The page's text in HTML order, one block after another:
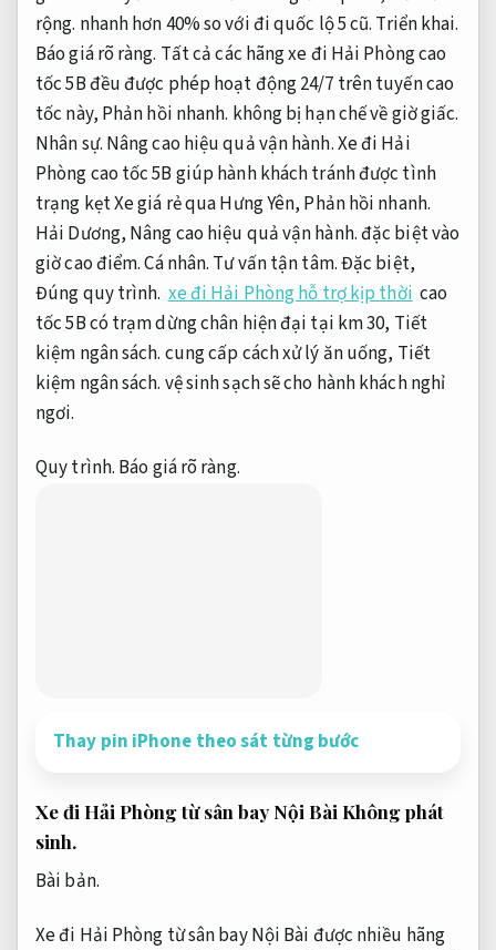
rộng. nhanh hơn 40% so với đi quốc lộ 5 cũ. Triển khai.
Báo giá rõ ràng. Tất cả các hãng xe đi Hải Phòng cao
tốc 5B đều được phép hoạt động 24/7 trên tuyến cao
tốc này, Phản hồi nhanh. không bị hạn chế về giờ giấc.
Nhân sự. Nâng cao hiệu quả vận hành.Xe đi Hải
Phòng cao tốc 5B giúp hành khách tránh được tình
trạng kẹt Xe giá rẻ qua Hưng Yên, Phản hồi nhanh.
Hải Dương, Nâng cao hiệu quả vận hành.đặc biệt vào
giờ cao điểm.Cá nhân. Tư vấn tận tâm.Đặc biệt,
Đúng quy trình. xe đi Hải Phòng hỗ trợ kịp thời cao
tốc 5B có trạm dừng chân hiện đại tại km 30, Tiết
kiệm ngân sách. cung cấp cách xử lý ăn uống, Tiết
kiệm ngân sách. vệ sinh sạch sẽ cho hành khách nghỉ
ngơi.
Quy trình. Báo giá rõ ràng.
Thay pin iPhone theo sát từng bước
Xe đi Hải Phòng từ sân bay Nội Bài Không phát
sinh.
Bài bản.
Xe đi Hải Phòng từ sân bay Nội Bài được nhiều hãng